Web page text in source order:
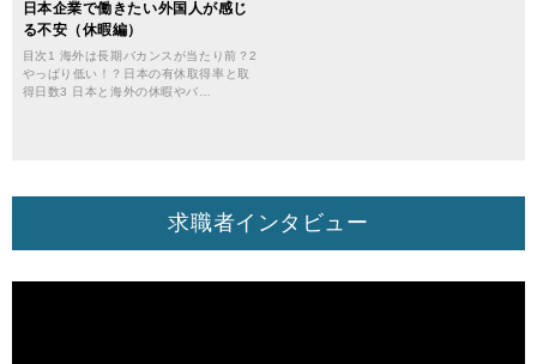
日本企業で働きたい外国人が感じ
る不安（休暇編）
目次1 海外は長期バカンスが当たり前？2
やっぱり低い！？日本の有休取得率と取
得日数3 日本と海外の休暇やバ…
求職者インタビュー